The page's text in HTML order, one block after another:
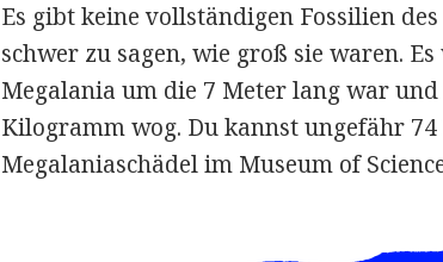
Es gibt keine vollständigen Fossilien
schwer zu sagen, wie groß sie waren.
Megalania um die 7 Meter lang war
Kilogramm wog. Du kannst ungefähr
Megalaniaschädel im Museum of